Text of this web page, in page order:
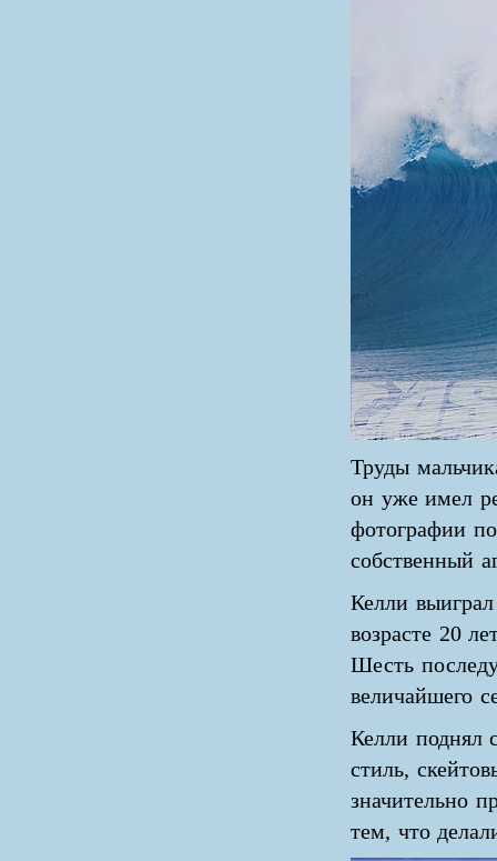
Труды
он уже имел
фотографии
собственный
Келли
возрасте 20
Шесть
величайшего
Келли поднял
стиль,
значительно
тем, что